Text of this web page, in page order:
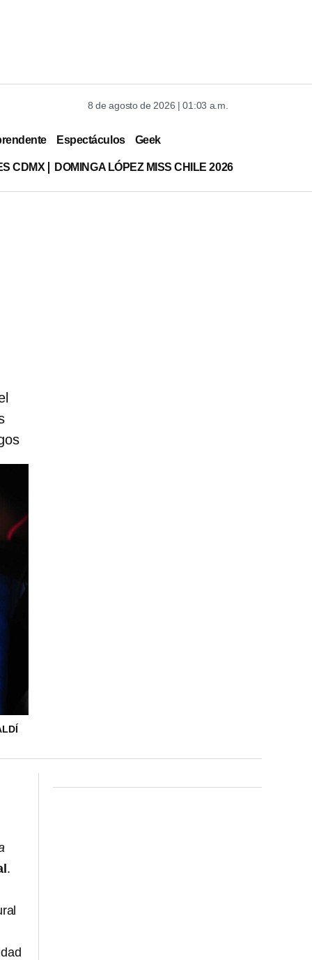
8 de agosto de 2026 | 01:03 a.m.
Espectáculos Geek
CDMX DOMINGA LÓPEZ MISS CHILE 2026
.